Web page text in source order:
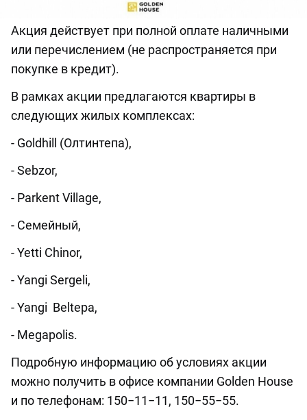
Акция действует при полной оплате наличными
или перечислением (не распространяется при
покупке в кредит).
В рамках акции предлагаются квартиры в
следующих жилых комплексах:
- Goldhill (Олтинтепа),
- Sebzor,
- Parkent Village,
- Семейный,
- Yetti Chinor,
- Yangi Sergeli,
- Yangi Beltepa,
- Megapolis.
Подробную информацию об условиях акции
можно получить в офисе компании Golden House
и по телефонам: 150−11−11, 150−55−55.